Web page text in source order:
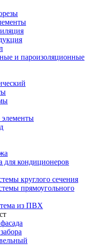
и пароизоляционные
для кондиционеров
круглого сечения
прямоугольного
из ПВХ